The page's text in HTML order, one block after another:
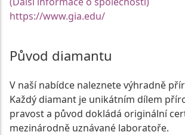
https://www.gia.edu/
Původ diamantu
V naší nabídce naleznete výhradně
Každý diamant je unikátním dílem
pravost a původ dokládá originální
mezinárodně uznávané laboratoře.